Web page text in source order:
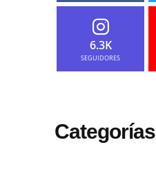
6.3K
SEGUIDORES
Categorías